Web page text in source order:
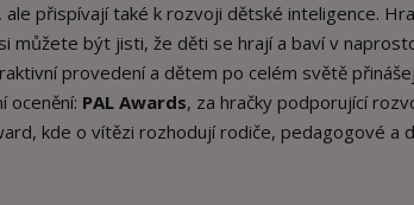
přispívají také k rozvoji dětské inteligence.
můžete být jisti, že děti se hrají a baví v
provedení a dětem po celém světě
ocenění: PAL Awards, za hračky podporující
kde o vítězi rozhodují rodiče, pedagogové a